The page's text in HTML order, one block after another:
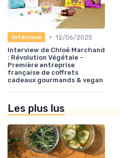
Interview • 12/06/2025
Interview de Chloé Marchand
: Révolution Végétale -
Première entreprise
française de coffrets
cadeaux gourmands & vegan
Les plus lus